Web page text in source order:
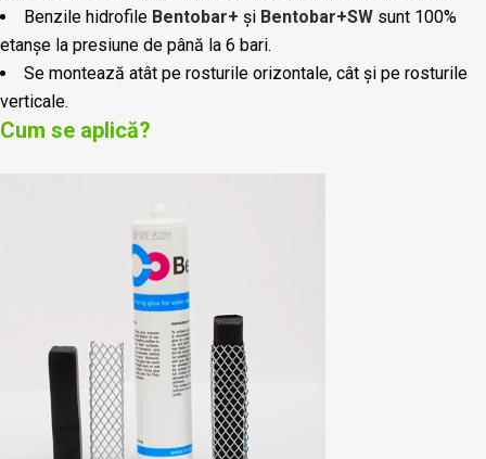
Benzile hidrofile Bentobar+ și Bentobar+SW sunt 100%
etanșe la presiune de până la 6 bari.
Se montează atât pe rosturile orizontale, cât și pe rosturile
verticale.
Cum se aplică?